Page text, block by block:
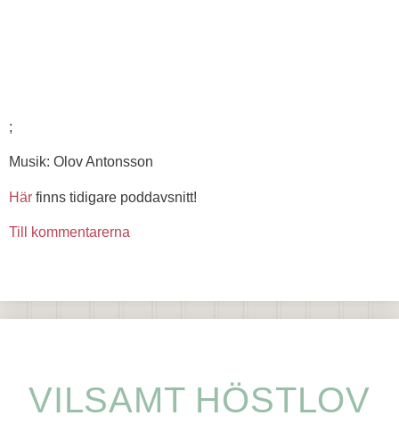
;
Musik: Olov Antonsson
Här finns tidigare poddavsnitt!
Till kommentarerna
VILSAMT HÖSTLOV